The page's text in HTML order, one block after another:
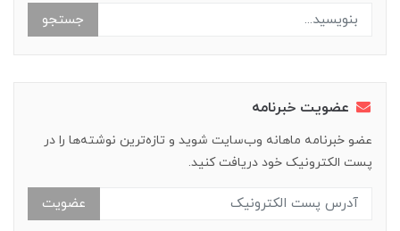
جستجو
عضویت خبرنامه
عضو خبرنامه ماهانه وب‌سایت شوید و تازه‌ترین نوشته‌ها را در
پست الکترونیک خود دریافت کنید.
عضویت